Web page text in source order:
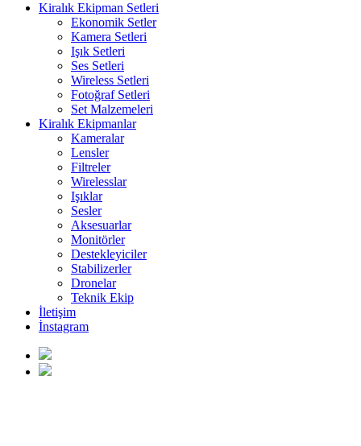
Kiralık Ekipman Setleri
Ekonomik Setler
Kamera Setleri
Işık Setleri
Ses Setleri
Wireless Setleri
Fotoğraf Setleri
Set Malzemeleri
Kiralık Ekipmanlar
Kameralar
Lensler
Filtreler
Wirelesslar
Işıklar
Sesler
Aksesuarlar
Monitörler
Destekleyiciler
Stabilizerler
Dronelar
Teknik Ekip
İletişim
İnstagram